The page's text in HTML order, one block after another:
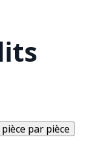
par pièce